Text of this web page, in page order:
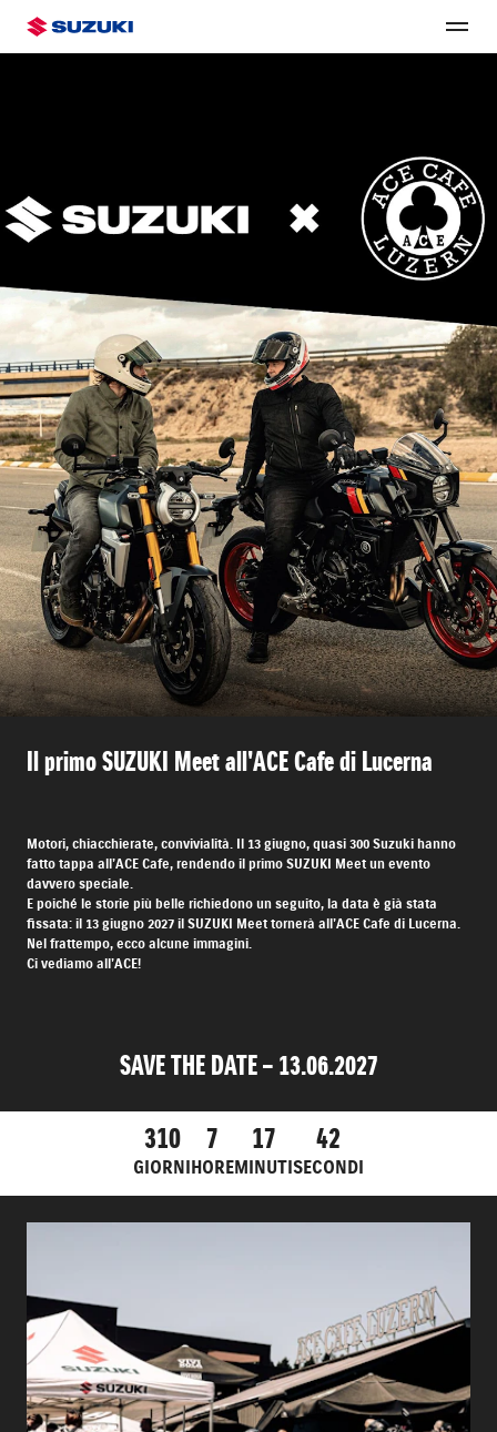
Il primo SUZUKI Meet all'ACE Cafe di Lucerna
Motori, chiacchierate, convivialità. Il 13 giugno, quasi 300 Suzuki hanno
fatto tappa all’ACE Cafe, rendendo il primo SUZUKI Meet un evento
davvero speciale.
E poiché le storie più belle richiedono un seguito, la data è già stata
fissata: il 13 giugno 2027 il SUZUKI Meet tornerà all’ACE Cafe di Lucerna.
Nel frattempo, ecco alcune immagini.
Ci vediamo all’ACE!
SAVE THE DATE – 13.06.2027
310
GIORNI
7
HORE
17
MINUTI
42
SECONDI